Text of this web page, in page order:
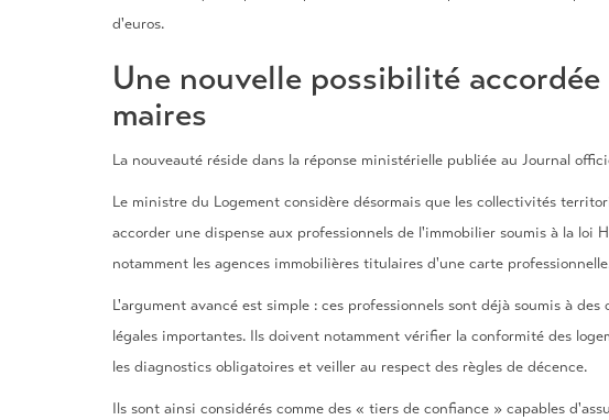
d'euros.
Une nouvelle possibilité accordée
maires
La nouveauté réside dans la réponse ministérielle publiée au Journal
Le ministre du Logement considère désormais que les collectivités
accorder une dispense aux professionnels de l'immobilier soumis à la loi
notamment les agences immobilières titulaires d'une carte
L'argument avancé est simple : ces professionnels sont déjà soumis à des
légales importantes. Ils doivent notamment vérifier la conformité des
les diagnostics obligatoires et veiller au respect des règles de décence.
Ils sont ainsi considérés comme des « tiers de confiance » capables